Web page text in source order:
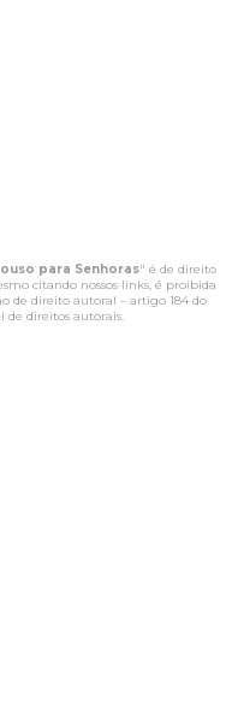
para Senhoras" é de direito
citando nossos links, é proibida
de direito autoral – artigo 184 do
de direitos autorais.